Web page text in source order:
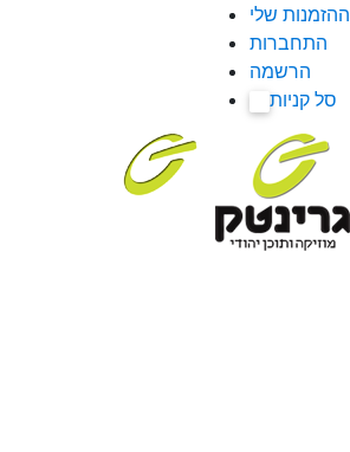
ההזמנות שלי
התחברות
הרשמה
סל קניות